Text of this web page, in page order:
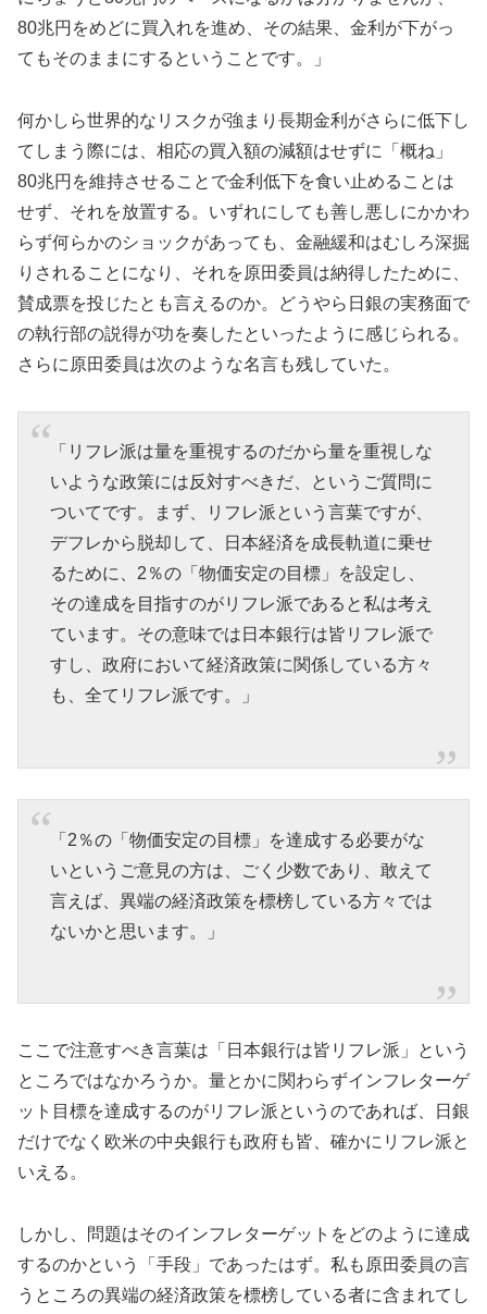
80兆円をめどに買入れを進め、その結果、金利が下がっ
てもそのままにするということです。」
何かしら世界的なリスクが強まり長期金利がさらに低下し
てしまう際には、相応の買入額の減額はせずに「概ね」
80兆円を維持させることで金利低下を食い止めることは
せず、それを放置する。いずれにしても善し悪しにかかわ
らず何らかのショックがあっても、金融緩和はむしろ深掘
りされることになり、それを原田委員は納得したために、
賛成票を投じたとも言えるのか。どうやら日銀の実務面で
の執行部の説得が功を奏したといったように感じられる。
さらに原田委員は次のような名言も残していた。
「リフレ派は量を重視するのだから量を重視しな
いような政策には反対すべきだ、というご質問に
ついてです。まず、リフレ派という言葉ですが、
デフレから脱却して、日本経済を成長軌道に乗せ
るために、2％の「物価安定の目標」を設定し、
その達成を目指すのがリフレ派であると私は考え
ています。その意味では日本銀行は皆リフレ派で
すし、政府において経済政策に関係している方々
も、全てリフレ派です。」
「2％の「物価安定の目標」を達成する必要がな
いというご意見の方は、ごく少数であり、敢えて
言えば、異端の経済政策を標榜している方々では
ないかと思います。」
ここで注意すべき言葉は「日本銀行は皆リフレ派」という
ところではなかろうか。量とかに関わらずインフレターゲ
ット目標を達成するのがリフレ派というのであれば、日銀
だけでなく欧米の中央銀行も政府も皆、確かにリフレ派と
いえる。
しかし、問題はそのインフレターゲットをどのように達成
するのかという「手段」であったはず。私も原田委員の言
うところの異端の経済政策を標榜している者に含まれてし